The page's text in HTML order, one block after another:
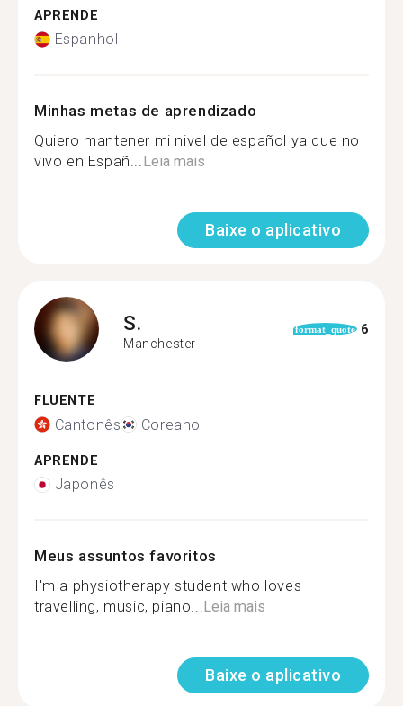
APRENDE
Espanhol
Minhas metas de aprendizado
Quiero mantener mi nivel de español ya que no
vivo en Españ...Leia mais
Baixe o aplicativo
S.
Manchester
format_quote 6
FLUENTE
Cantonês Coreano
APRENDE
Japonês
Meus assuntos favoritos
I'm a physiotherapy student who loves
travelling, music, piano...Leia mais
Baixe o aplicativo